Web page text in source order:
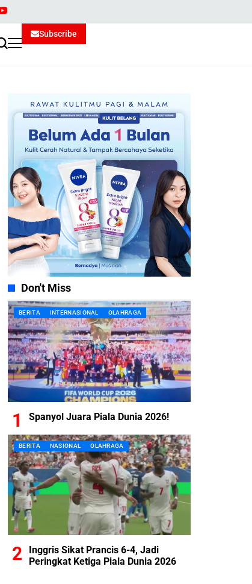
Subscribe
Don't Miss
BERITA INTERNASIONAL OLAHRAGA
Spanyol Juara Piala Dunia 2026!
BERITA NASIONAL OLAHRAGA
Inggris Sikat Prancis 6-4, Jadi
Peringkat Ketiga Piala Dunia 2026